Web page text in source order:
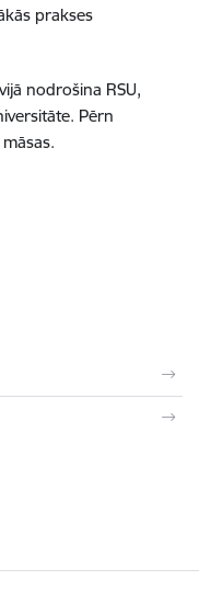
prakses
nodrošina RSU,
Pērn